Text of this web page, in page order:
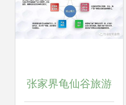
张家界龟仙谷旅游